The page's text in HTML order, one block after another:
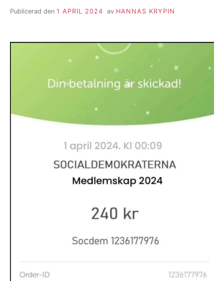
Publicerad den 1 APRIL 2024 av HANNAS KRYPIN